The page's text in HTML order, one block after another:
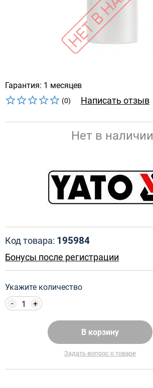
Гарантия: 1 месяцев
(0) Написать отзыв
Нет в наличии
Код товара: 195984
Бонусы после регистрации
Укажите количество
+
-
В корзину
Задать вопрос о товаре